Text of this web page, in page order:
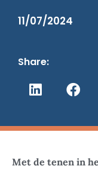
11/07/2024
Share:
Met de tenen in